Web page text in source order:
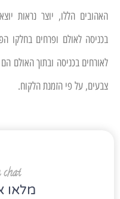
chat
מלאו
האהובים הללו, יוצר נראות
בכניסה לאולם ופרחים בחלקו
לאורחים בכניסה ובתוך האולם
צבעים, על פי הזמנת הלקוח.